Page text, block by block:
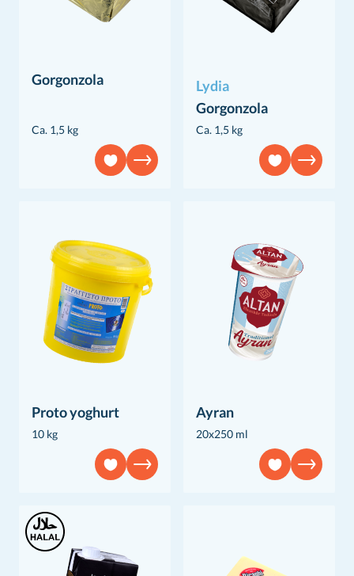
Gorgonzola
Ca. 1,5 kg
Lydia
Gorgonzola
Ca. 1,5 kg
Proto yoghurt
10 kg
Ayran
20x250 ml